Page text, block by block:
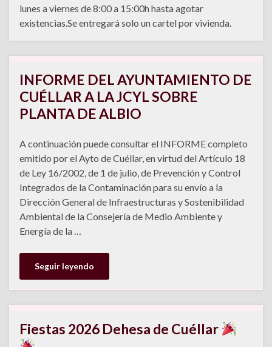
lunes a viernes de 8:00 a 15:00h hasta agotar
existencias.Se entregará solo un cartel por vivienda.
INFORME DEL AYUNTAMIENTO DE
CUÉLLAR A LA JCYL SOBRE
PLANTA DE ALBIO
A continuación puede consultar el INFORME completo
emitido por el Ayto de Cuéllar, en virtud del Artículo 18
de Ley 16/2002, de 1 de julio, de Prevención y Control
Integrados de la Contaminación para su envío a la
Dirección General de Infraestructuras y Sostenibilidad
Ambiental de la Consejería de Medio Ambiente y
Energía de la …
Seguir leyendo
Fiestas 2026 Dehesa de Cuéllar